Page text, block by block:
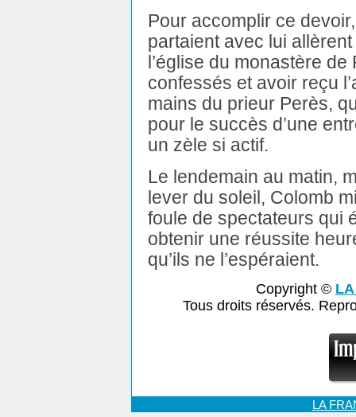
Pour accomplir ce
partaient avec lui
l’église du monastère de
confessés et avoir reçu
mains du prieur Perès,
pour le succès d’une
un zèle si actif.
Le lendemain au matin,
lever du soleil, Colomb
foule de spectateurs qui
obtenir une réussite
qu’ils ne l’espéraient.
Copyright ©
Tous droits réservés.
LA